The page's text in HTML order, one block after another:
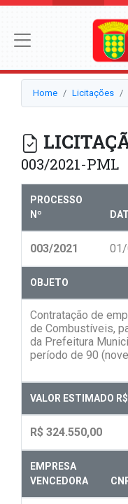
Home Licitações
003/2021-PML
PROCESSO
Nº
003/2021
OBJETO
Contratação de
de Combustíveis,
da Prefeitura
período de 90
VALOR ESTIMADO R$
R$ 324.550,00
EMPRESA
VENCEDORA